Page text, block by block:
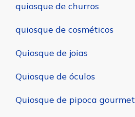
quiosque de churros
quiosque de cosméticos
Quiosque de joias
Quiosque de óculos
Quiosque de pipoca gourmet